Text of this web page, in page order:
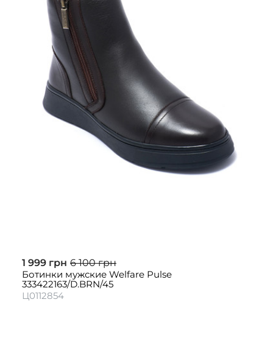
1 999 грн 6 100 грн
Ботинки мужские Welfare Pulse
333422163/D.BRN/45
Ц0112854